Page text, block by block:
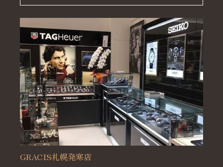
GRACIS札幌発寒店